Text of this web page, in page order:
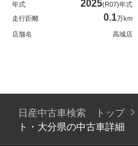
年式 2025(R07)年式
走行距離
0.1万km
店舗名 高城店
日産中古車検索 トップ
ト・大分県の中古車詳細